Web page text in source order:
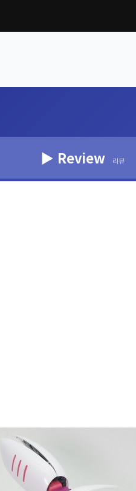
▶ Review 리뷰